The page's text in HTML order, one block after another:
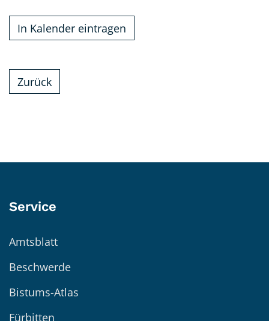
In Kalender eintragen
Zurück
Service
Amtsblatt
Beschwerde
Bistums-Atlas
Fürbitten